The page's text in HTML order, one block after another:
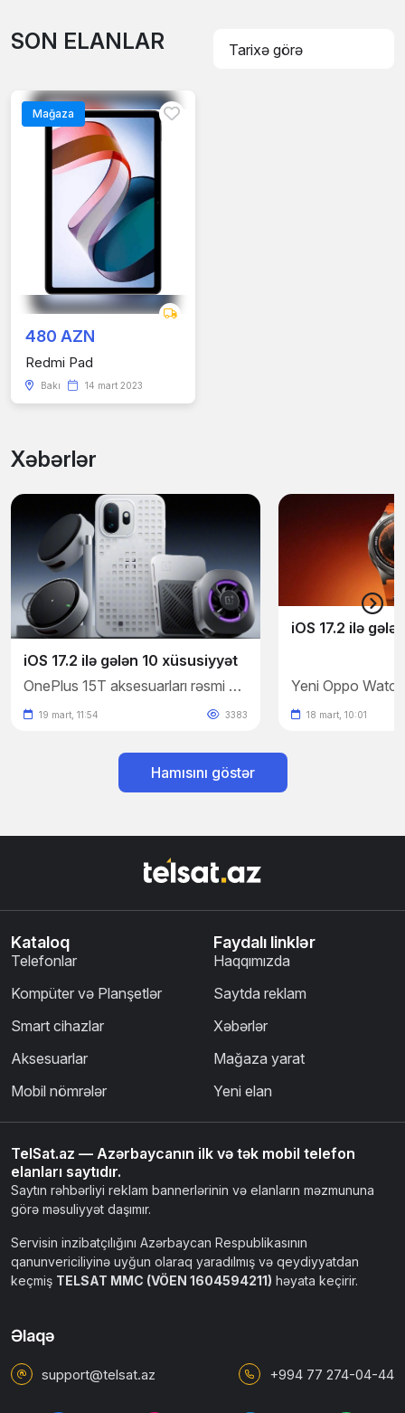
SON ELANLAR
Mağaza
480 AZN
Redmi Pad
Bakı 14 mart 2023
Xəbərlər
iOS 17.2 ilə gələn 10 xüsusiyyət
OnePlus 15T aksesuarları rəsmi şəkillərlə təsdiqləndi
19 mart, 11:54 3383
iOS 17.2 ilə
18 mart, 10:01
Hamısını göstər
Kataloq
Telefonlar
Kompüter və Planşetlər
Smart cihazlar
Aksesuarlar
Mobil nömrələr
Faydalı linklər
Haqqımızda
Saytda reklam
Xəbərlər
Mağaza yarat
Yeni elan
TelSat.az — Azərbaycanın ilk və tək mobil telefon
elanları saytıdır.
Saytın rəhbərliyi reklam bannerlərinin və elanların məzmununa
görə məsuliyyət daşımır.
Servisin inzibatçılığını Azərbaycan Respublikasının
qanunvericiliyinə uyğun olaraq yaradılmış və qeydiyyatdan
keçmiş TELSAT MMC (VÖEN 1604594211) həyata keçirir.
Əlaqə
support@telsat.az +994 77 274-04-44